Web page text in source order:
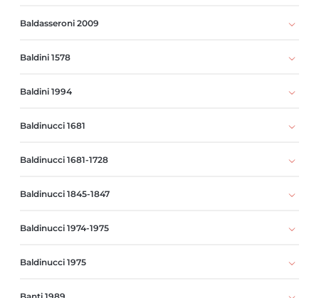
Baldasseroni 2009
Baldini 1578
Baldini 1994
Baldinucci 1681
Baldinucci 1681-1728
Baldinucci 1845-1847
Baldinucci 1974-1975
Baldinucci 1975